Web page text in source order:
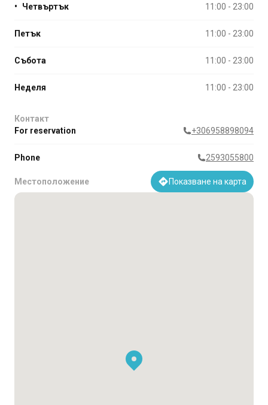
• Четвъртък 11:00 - 23:00
Петък 11:00 - 23:00
Събота 11:00 - 23:00
Неделя 11:00 - 23:00
Контакт
For reservation
+306958898094
Phone 2593055800
Местоположение Показване на карта